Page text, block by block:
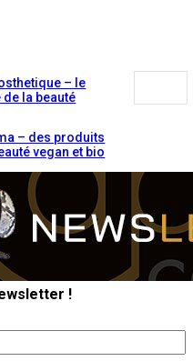
– le
de la beauté
– des produits
vegan et bio
!